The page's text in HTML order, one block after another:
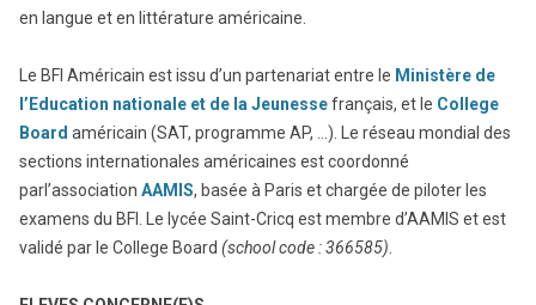
en langue et en littérature américaine.
Le BFI Américain est issu d’un partenariat entre le Ministère de
l’Education nationale et de la Jeunessefrançais, et le College
Board américain (SAT, programme AP, …). Le réseau mondial des
sections internationales américaines est coordonné
parl’association AAMIS, basée à Paris et chargée de piloter les
examens du BFI. Le lycée Saint-Cricq est membre d’AAMIS et est
validé par le College Board (school code : 366585)